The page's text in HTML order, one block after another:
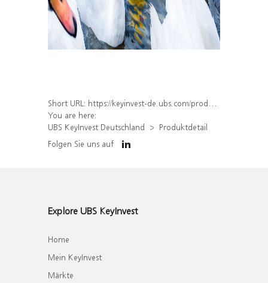
Short URL: https://keyinvest-de.ubs.com/produkt/detail/index/isin/DE000WA6KF79
You are here:
UBS KeyInvest Deutschland
Produktdetail
Folgen Sie uns auf
Explore UBS KeyInvest
Home
Mein KeyInvest
Märkte